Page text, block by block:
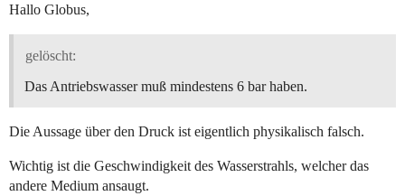
Hallo Globus,
gelöscht:
Das Antriebswasser muß mindestens 6 bar haben.
Die Aussage über den Druck ist eigentlich physikalisch falsch.
Wichtig ist die Geschwindigkeit des Wasserstrahls, welcher das
andere Medium ansaugt.